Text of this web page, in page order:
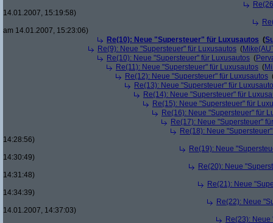
14.01.2007, 15:19:58)
am 14.01.2007, 15:23:06)
Re(10): Neue "Supersteuer" für Luxusautos (
Re(9): Neue "Supersteuer" für Luxusautos (
Re(10): Neue "Supersteuer" für Luxusautos (
Re(11): Neue "Supersteuer" für Luxusautos (
Re(12): Neue "Supersteuer" für Luxusautos
Re(13): Neue "Supersteuer" für
Re(14): Neue "Supersteuer" für
Re(15): Neue "Supersteuer" für
Re(16): Neue "Supersteuer" für
Re(17): Neue "Supersteuer"
Re(18): Neue
14:28:56)
Re(19): Neue
14:30:49)
Re(20): Neue
14:31:48)
Re(21): Neue
14:34:39)
Re(22): Neue
14.01.2007, 14:37:03)
Re(23):